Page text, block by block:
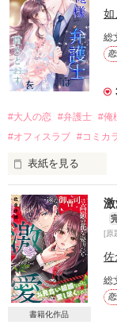
如
総
#大人の恋 #弁護士 #俺
#オフィスラブ #コミカ
表紙を見る
同窓会の翌日、
ホテルの部屋で目
同級生の中でも憧
城ヶ崎昂希だった
「もう一回する？」
ベッドの上で色気
優羽は思わず突き
書籍化作品
[原
佐
総